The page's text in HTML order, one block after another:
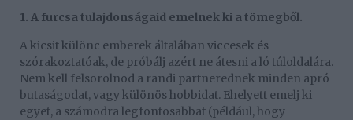
1. A furcsa tulajdonságaid emelnek ki a tömegből.
A kicsit különc emberek általában viccesek és
szórakoztatóak, de próbálj azért ne átesni a ló túloldalára.
Nem kell felsorolnod a randi partnerednek minden apró
butaságodat, vagy különös hobbidat. Ehelyett emelj ki
egyet, a számodra legfontosabbat (például, hogy